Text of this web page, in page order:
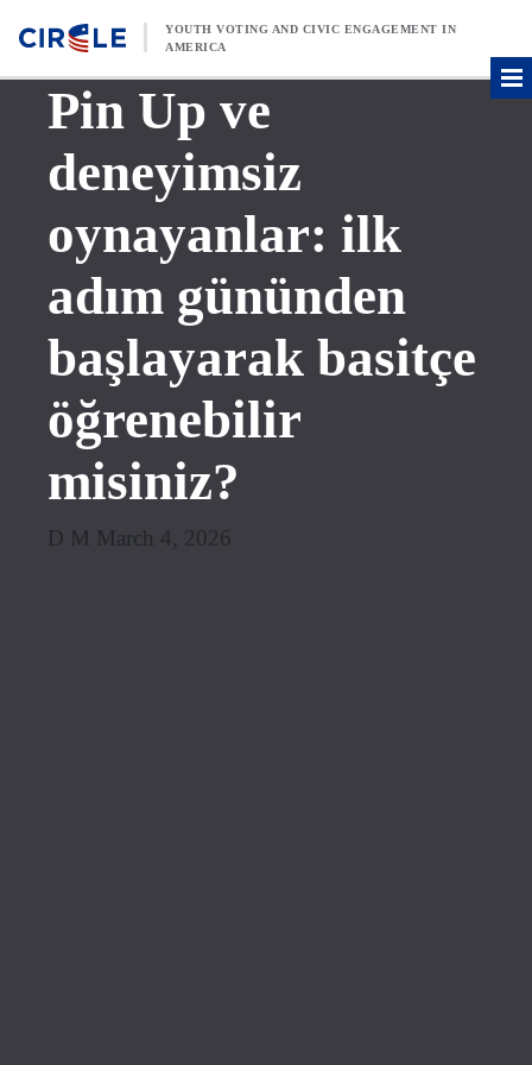
YOUTH VOTING AND CIVIC ENGAGEMENT IN
AMERICA
Pin Up ve
deneyimsiz
oynayanlar: ilk
adım gününden
başlayarak basitçe
öğrenebilir
misiniz?
D M March 4, 2026